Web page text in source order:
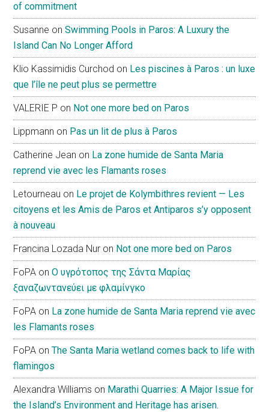
of commitment
Susanne onSwimming Pools in Paros: A Luxury the
Island Can No Longer Afford
Klio Kassimidis Curchod on Les piscines à Paros : un luxe
que l’île ne peut plus se permettre
VALERIE P on Not one more bed on Paros
Lippmann on Pas un lit de plus à Paros
Catherine Jean on La zone humide de Santa Maria
reprend vie avec les Flamants roses
Letourneau on Le projet de Kolymbithres revient — Les
citoyens et les Amis de Paros et Antiparos s’y opposent
à nouveau
Francina Lozada Nur on Not one more bed on Paros
FoPA onΟ υγρότοπος της Σάντα Μαρίας
ξαναζωντανεύει με φλαμίνγκο
FoPA on La zone humide de Santa Maria reprend vie avec
les Flamants roses
FoPA onThe Santa Maria wetland comes back to life with
flamingos
Alexandra Williams on Marathi Quarries: A Major Issue for
the Island’s Environment and Heritage has arisen.